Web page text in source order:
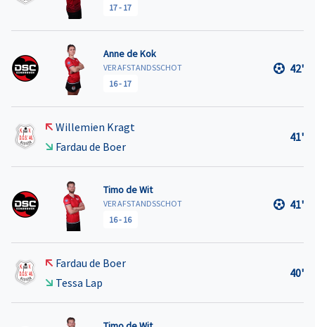
17- 17
Anne de Kok
VER AFSTANDSSCHOT
16- 17
42'
Willemien Kragt
Fardau de Boer
41'
Timo de Wit
VER AFSTANDSSCHOT
16- 16
41'
Fardau de Boer
Tessa Lap
40'